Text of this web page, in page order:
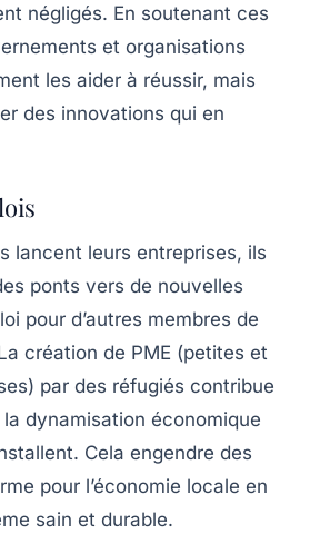
négligés. En soutenant ces
et organisations
les aider à réussir, mais
des innovations qui en
lancent leurs entreprises, ils
ponts vers de nouvelles
pour d’autres membres de
création de PME (petites et
par des réfugiés contribue
dynamisation économique
Cela engendre des
pour l’économie locale en
sain et durable.